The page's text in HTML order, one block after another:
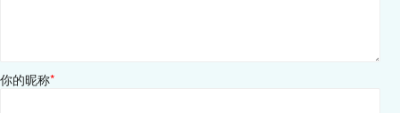
你的昵称*